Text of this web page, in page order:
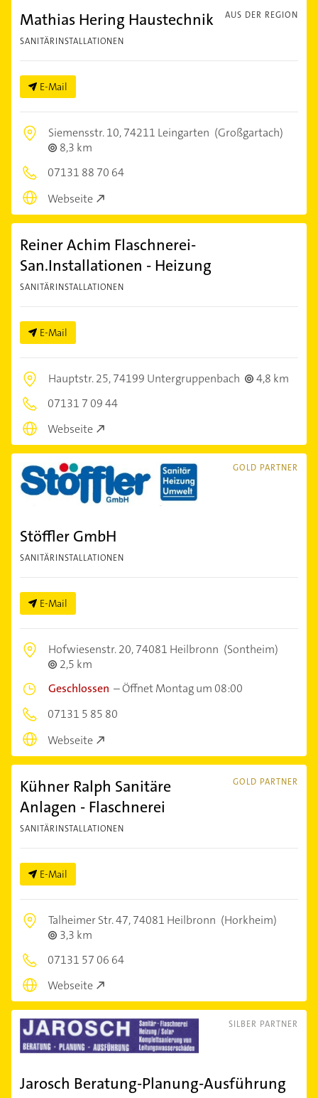
AUS DER REGION
Mathias Hering Haustechnik
SANITÄRINSTALLATIONEN
E-Mail
Siemensstr. 10,74211 Leingarten (Großgartach)
8,3 km
07131 88 70 64
Webseite
Reiner Achim Flaschnerei-
San.Installationen - Heizung
SANITÄRINSTALLATIONEN
E-Mail
Hauptstr. 25,74199 Untergruppenbach
4,8 km
07131 7 09 44
Webseite
GOLD PARTNER
Stöffler GmbH
SANITÄRINSTALLATIONEN
E-Mail
Hofwiesenstr. 20,74081 Heilbronn (Sontheim)
2,5 km
Geschlossen –Öffnet Montag um 08:00
07131 5 85 80
Webseite
GOLD PARTNER
Kühner Ralph Sanitäre
Anlagen - Flaschnerei
SANITÄRINSTALLATIONEN
E-Mail
Talheimer Str. 47,74081 Heilbronn (Horkheim)
3,3 km
07131 57 06 64
Webseite
SILBER PARTNER
Jarosch Beratung-Planung-Ausführung